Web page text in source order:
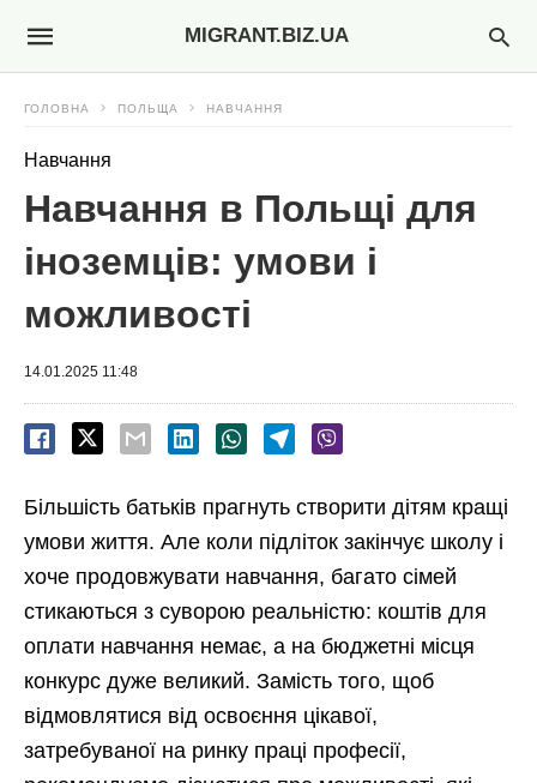
MIGRANT.BIZ.UA
ГОЛОВНА ПОЛЬЩА НАВЧАННЯ
Навчання
Навчання в Польщі для
іноземців: умови і
можливості
14.01.2025 11:48
Більшість батьків прагнуть створити дітям кращі
умови життя. Але коли підліток закінчує школу і
хоче продовжувати навчання, багато сімей
стикаються з суворою реальністю: коштів для
оплати навчання немає, а на бюджетні місця
конкурс дуже великий. Замість того, щоб
відмовлятися від освоєння цікавої,
затребуваної на ринку праці професії,